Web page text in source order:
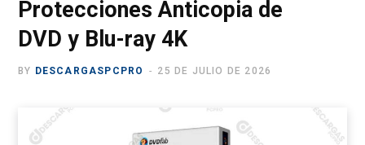
Protecciones Anticopia de
DVD y Blu-ray 4K
BY DESCARGASPCPRO 25 DE JULIO DE 2026